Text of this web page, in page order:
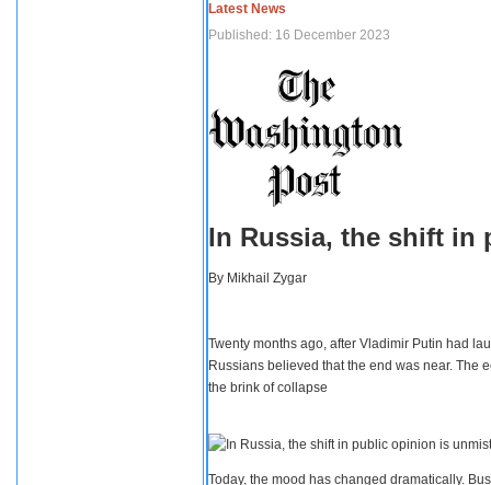
Latest News
Published: 16 December 2023
In Russia, the shift in
By Mikhail Zygar
Twenty months ago, after Vladimir Putin had
Russians believed that the end was near. The
the brink of collapse
Today, the mood has changed dramatically.